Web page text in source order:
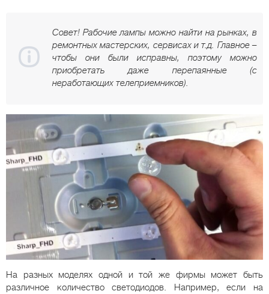
Совет! Рабочие лампы можно найти на рынках, в
ремонтных мастерских, сервисах и т.д. Главное –
чтобы они были исправны, поэтому можно
приобретать даже перепаянные (с
неработающих телеприемников).
На разных моделях одной и той же фирмы может быть
различное количество светодиодов. Например, если на